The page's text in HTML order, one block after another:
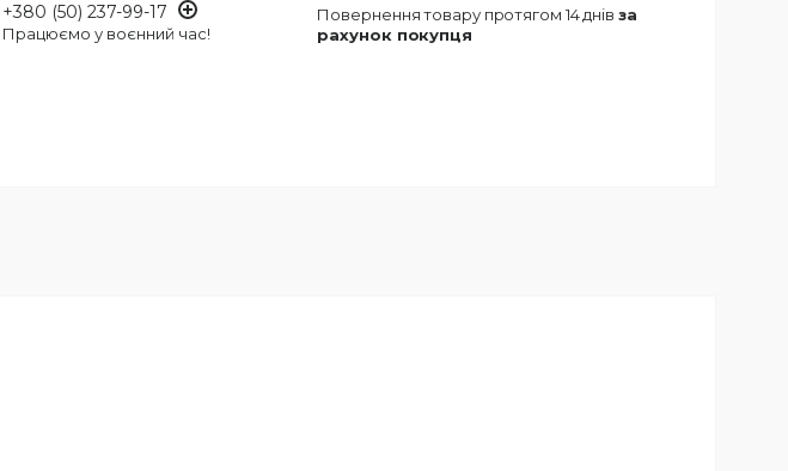
+380 (50) 237-99-17
Працюємо у воєнний час!
повернення товару протягом 14 днів за
рахунок покупця